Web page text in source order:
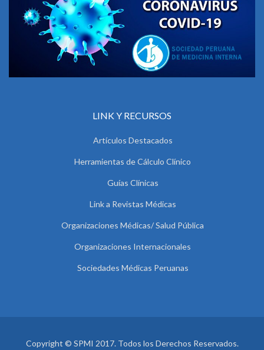
LINK Y RECURSOS
Artículos Destacados
Herramientas de Cálculo Clínico
Guías Clínicas
Link a Revistas Médicas
Organizaciones Médicas/ Salud Pública
Organizaciones Internacionales
Sociedades Médicas Peruanas
Copyright © SPMI 2017. Todos los Derechos Reservados.